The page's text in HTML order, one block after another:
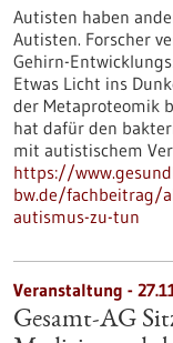
Autisten haben
Autisten. Forscher
Gehirn-
Etwas Licht ins
der Metaproteomik
hat dafür den
mit autistischem
https://
bw.de/fachbeitrag/
autismus-zu-tun
Veranstaltung -
Gesamt-AG